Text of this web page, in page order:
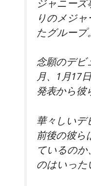
ジャニー
りのメジ
たグループ。
念願のデビ
月、1月17
発表から彼
華々しいデ
前後の彼ら
ているの
のはいった